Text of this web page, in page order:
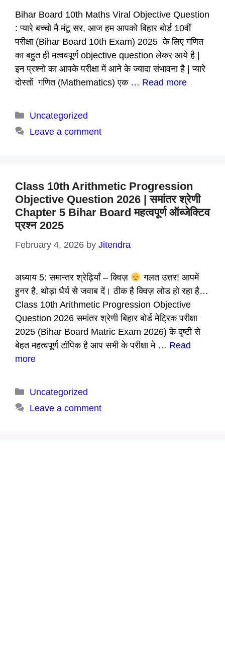
Bihar Board 10th Maths Viral Objective Question
: प्यारे बच्चो मै मंटू सर, आज हम आपको बिहार बोर्ड 10वीं
परीक्षा (Bihar Board 10th Exam) 2025 के लिए गणित
का बहुत ही मत्ववपूर्ण objective question लेकर आये है |
इन प्रश्नो का आपके परीक्षा में आने के ज्यादा संभावना है | प्यारे
दोस्तों गणित (Mathematics) एक … Read more
Categories
Uncategorized
Leave a comment
Class 10th Arithmetic Progression
Objective Question 2026 | समांतर श्रेणी
Chapter 5 Bihar Board महत्वपूर्ण ऑब्जेक्टिव
प्रश्न 2025
February 4, 2026 by Jitendra
अध्याय 5: समान्तर श्रेढ़ियाँ – क्विज़
गलत उत्तर! आपमें
हुनर है, थोड़ा धैर्य से जवाब दें। ठीक है क्विज़ लोड हो रहा है…
Class 10th Arithmetic Progression Objective
Question 2026 समांतर श्रेणी बिहार बोर्ड मेट्रिक परीक्षा
2025 (Bihar Board Matric Exam 2026) के दृष्टी से
बेहत महत्वपूर्ण टॉपिक है आप सभी के परीक्षा मे … Read
more
Categories
Uncategorized
Leave a comment